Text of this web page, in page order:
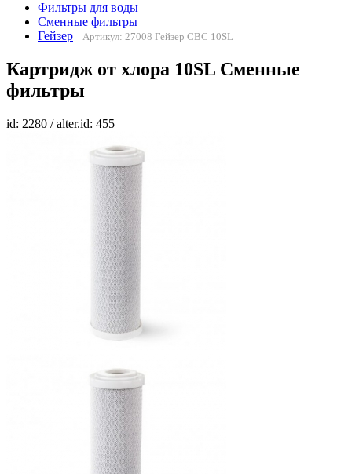
Фильтры для воды
Сменные фильтры
Гейзер
Артикул: 27008 Гейзер CBC 10SL
Картридж от хлора 10SL Сменные
фильтры
id: 2280 / alter.id: 455